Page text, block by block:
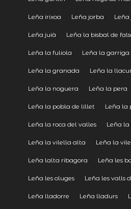
Leña irixoa Leña jorba Leña
Leña juià Leña la bisbal de
Leña la fuliola Leña la garriga
Leña la granada Leña la
Leña la noguera Leña la pera
Leña la pobla de lillet Leña la
Leña la roca del valles Leña
Leña la vilella alta Leña la
Leña lalta ribagora Leña les
Leña les oluges Leña les valls
Leña lladorre Leña lladurs